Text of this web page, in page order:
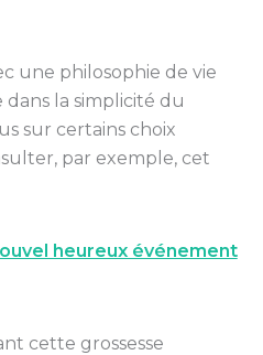
une philosophie de vie
la simplicité du
sur certains choix
par exemple, cet
heureux événement
cette grossesse